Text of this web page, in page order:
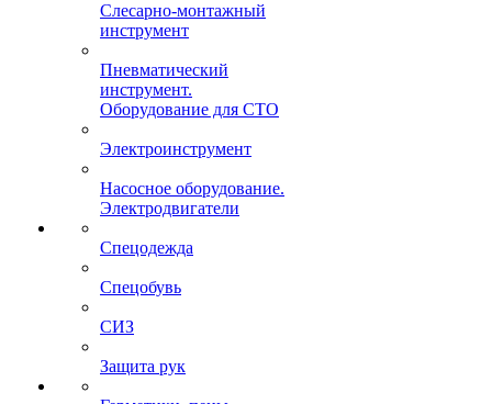
Слесарно-монтажный
инструмент
Пневматический
инструмент.
Оборудование для СТО
Электроинструмент
Насосное оборудование.
Электродвигатели
Спецодежда
Спецобувь
СИЗ
Защита рук